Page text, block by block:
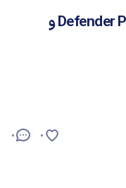
ADATA از کیس‌های کامپیوتر Defender Pro و
0 0